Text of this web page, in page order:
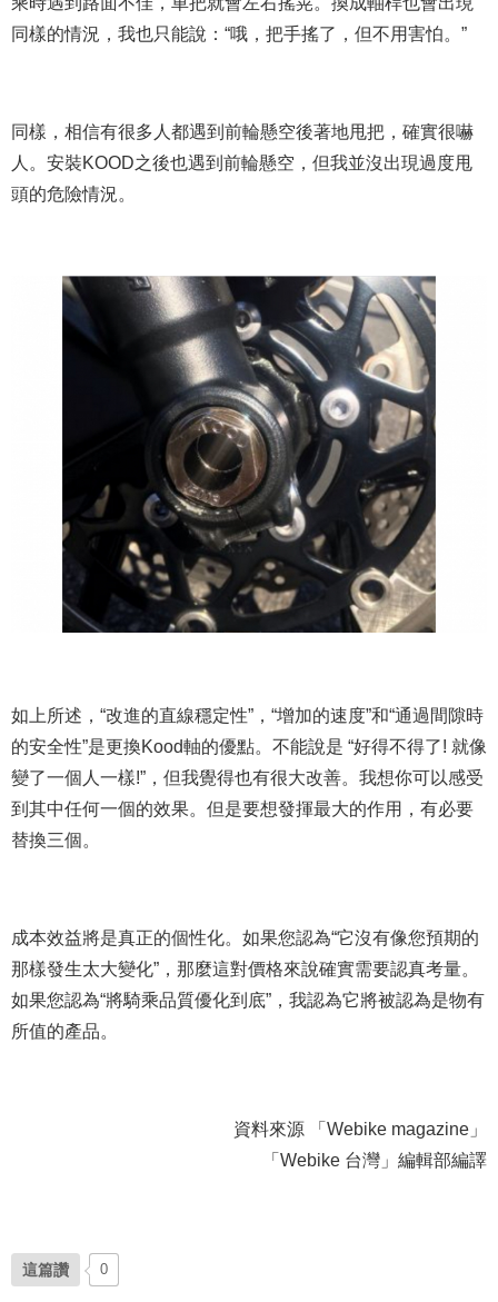
同樣的情況，我也只能說：“哦，把手搖了，但不用害怕。”
同樣，相信有很多人都遇到前輪懸空後著地甩把，確實很嚇
人。安裝KOOD之後也遇到前輪懸空，但我並沒出現過度甩
頭的危險情況。
如上所述，“改進的直線穩定性”，“增加的速度”和“通過間隙時
的安全性”是更換Kood軸的優點。不能說是 “好得不得了! 就像
變了一個人一樣!”，但我覺得也有很大改善。我想你可以感受
到其中任何一個的效果。但是要想發揮最大的作用，有必要
替換三個。
成本效益將是真正的個性化。如果您認為“它沒有像您預期的
那樣發生太大變化”，那麼這對價格來說確實需要認真考量。
如果您認為“將騎乘品質優化到底”，我認為它將被認為是物有
所值的產品。
資料來源 「Webike magazine」
「Webike 台灣」編輯部編譯
這篇讚 0